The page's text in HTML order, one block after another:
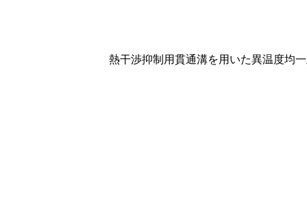
熱干渉抑制用貫通溝を用いた異温度均